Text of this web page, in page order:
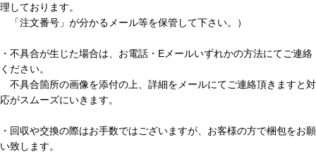
理しております。
「注文番号」が分かるメール等を保管して下さい。）
・不具合が生じた場合は、お電話・Eメールいずれかの方法にてご連絡
ください。
不具合箇所の画像を添付の上、詳細をメールにてご連絡頂きますと対
応がスムーズにいきます。
・回収や交換の際はお手数ではございますが、お客様の方で梱包をお願
い致します。